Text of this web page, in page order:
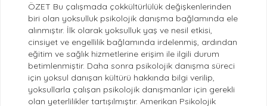
ÖZET Bu çalışmada çokkültürlülük değişkenlerinden
biri olan yoksulluk psikolojik danışma bağlamında ele
alınmıştır. İlk olarak yoksulluk yaş ve nesil etkisi,
cinsiyet ve engellilik bağlamında irdelenmiş, ardından
eğitim ve sağlık hizmetlerine erişim ile ilgili durum
betimlenmiştir. Daha sonra psikolojik danışma süreci
için yoksul danışan kültürü hakkında bilgi verilip,
yoksullarla çalışan psikolojik danışmanlar için gerekli
olan yeterlilikler tartışılmıştır. Amerikan Psikolojik